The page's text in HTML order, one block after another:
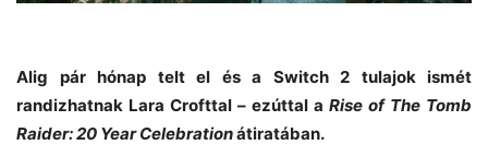
Alig pár hónap telt el és a Switch 2 tulajok ismét
randizhatnak Lara Crofttal – ezúttal a Rise of The Tomb
Raider: 20 Year Celebrationátiratában.